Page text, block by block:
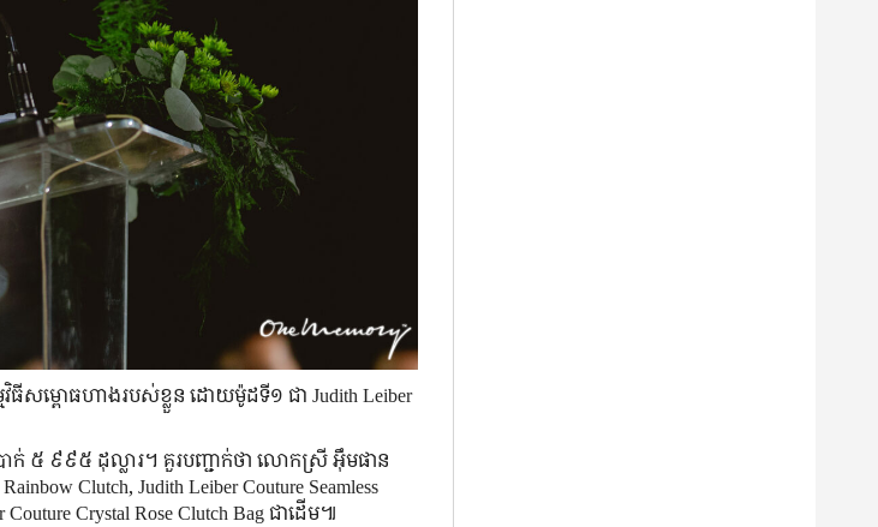
ធី​សម្ពោធ​ហាង​របស់​ខ្លួន ដោយ​ម៉ូដ​ទី១ ជា Judith Leiber
ក់ ៥ ៩៩៥ ដុល្លារ។ គួរ​បញ្ជាក់​ថា លោកស្រី អ៊ឹមផាន
Clutch, Judith Leiber Couture Seamless
Crystal Rose Clutch Bag ជាដើម៕